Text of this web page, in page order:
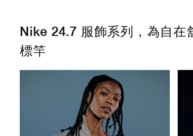
Nike 24.7 服飾系列，為自在
標竿